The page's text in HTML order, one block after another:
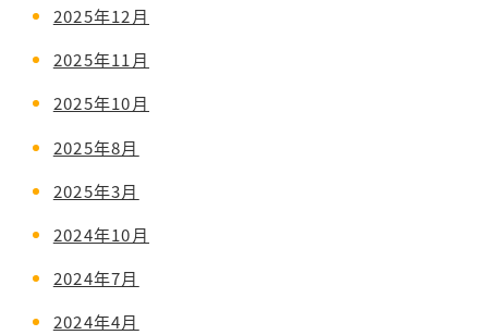
2025年12月
2025年11月
2025年10月
2025年8月
2025年3月
2024年10月
2024年7月
2024年4月